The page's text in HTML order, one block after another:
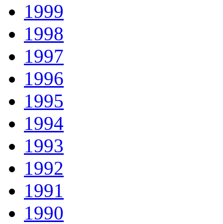
1999
1998
1997
1996
1995
1994
1993
1992
1991
1990